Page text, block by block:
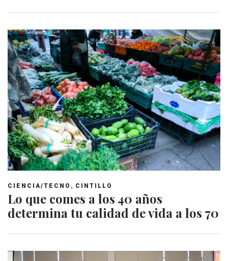
CIENCIA/TECNO , CINTILLO
Lo que comes a los 40 años
determina tu calidad de vida a los 70